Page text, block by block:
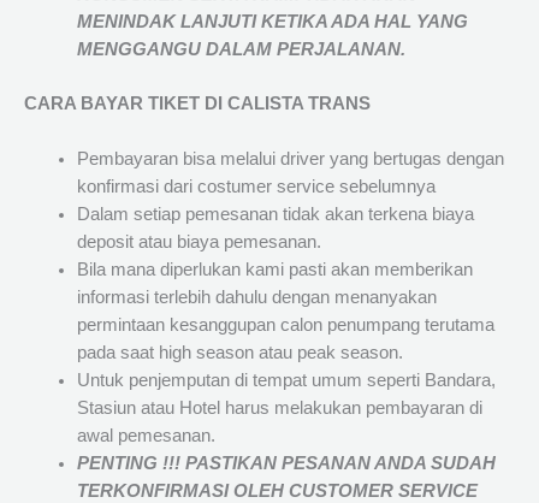
MENINDAK LANJUTI KETIKA ADA HAL YANG
MENGGANGU DALAM PERJALANAN.
CARA BAYAR TIKET DI CALISTA TRANS
Pembayaran bisa melalui driver yang bertugas dengan
konfirmasi dari costumer service sebelumnya
Dalam setiap pemesanan tidak akan terkena biaya
deposit atau biaya pemesanan.
Bila mana diperlukan kami pasti akan memberikan
informasi terlebih dahulu dengan menanyakan
permintaan kesanggupan calon penumpang terutama
pada saat high season atau peak season.
Untuk penjemputan di tempat umum seperti Bandara,
Stasiun atau Hotel harus melakukan pembayaran di
awal pemesanan.
PENTING !!! PASTIKAN PESANAN ANDA SUDAH
TERKONFIRMASI OLEH CUSTOMER SERVICE